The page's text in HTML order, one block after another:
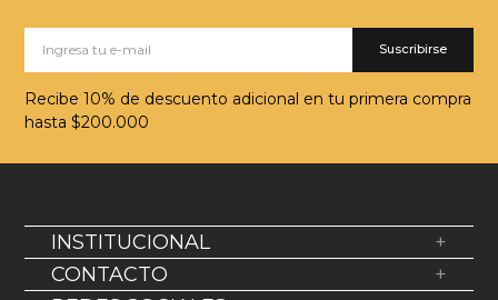
Suscribirse
Recibe 10% de descuento adicional en tu primera compra
hasta $200.000
INSTITUCIONAL +
Sobre Nosotros
Política de devolución
CONTACTO +